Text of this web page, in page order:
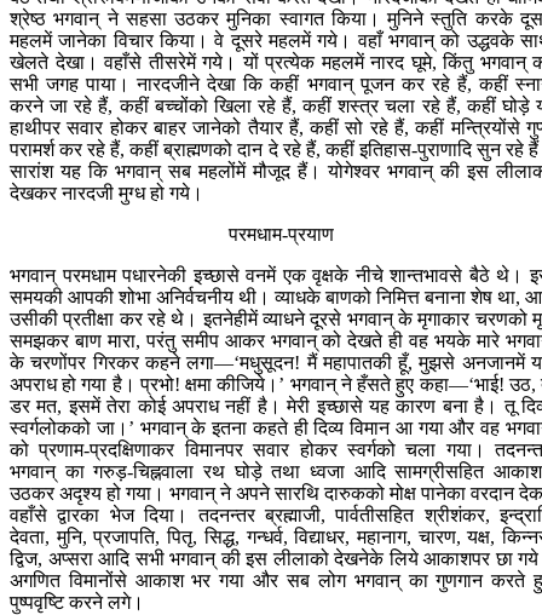
श्रेष्ठ भगवान् ने सहसा उठकर मुनिका स्वागत किया। मुनिने स्तुति करके
महलमें जानेका विचार किया। वे दूसरे महलमें गये। वहाँ भगवान् को उद्धवके
खेलते देखा। वहाँसे तीसरेमें गये। यों प्रत्येक महलमें नारद घूमे, किंतु भगवान्
सभी जगह पाया। नारदजीने देखा कि कहीं भगवान् पूजन कर रहे हैं, कहीं
करने जा रहे हैं, कहीं बच्चोंको खिला रहे हैं, कहीं शस्त्र चला रहे हैं, कहीं घोड़े
हाथीपर सवार होकर बाहर जानेको तैयार हैं, कहीं सो रहे हैं, कहीं मन्त्रियोंसे
परामर्श कर रहे हैं, कहीं ब्राह्मणको दान दे रहे हैं, कहीं इतिहास-पुराणादि सुन रहे
सारांश यह कि भगवान् सब महलोंमें मौजूद हैं। योगेश्वर भगवान् की इस
देखकर नारदजी मुग्ध हो गये।
परमधाम-प्रयाण
भगवान् परमधाम पधारनेकी इच्छासे वनमें एक वृक्षके नीचे शान्तभावसे बैठे थे।
समयकी आपकी शोभा अनिर्वचनीय थी। व्याधके बाणको निमित्त बनाना शेष था,
उसीकी प्रतीक्षा कर रहे थे। इतनेहीमें व्याधने दूरसे भगवान् के मृगाकार चरणको
समझकर बाण मारा, परंतु समीप आकर भगवान् को देखते ही वह भयके मारे
के चरणोंपर गिरकर कहने लगा—‘मधुसूदन! मैं महापातकी हूँ, मुझसे अनजानमें
अपराध हो गया है। प्रभो! क्षमा कीजिये।’ भगवान् ने हँसते हुए कहा—‘भाई! उठ,
डर मत, इसमें तेरा कोई अपराध नहीं है। मेरी इच्छासे यह कारण बना है। तू
स्वर्गलोकको जा।’ भगवान् के इतना कहते ही दिव्य विमान आ गया और वह
को प्रणाम-प्रदक्षिणाकर विमानपर सवार होकर स्वर्गको चला गया।
भगवान् का गरुड़-चिह्नवाला रथ घोड़े तथा ध्वजा आदि सामग्रीसहित
उठकर अदृश्य हो गया। भगवान् ने अपने सारथि दारुकको मोक्ष पानेका वरदान
वहाँसे द्वारका भेज दिया। तदनन्तर ब्रह्माजी, पार्वतीसहित श्रीशंकर,
देवता, मुनि, प्रजापति, पितृ, सिद्ध, गन्धर्व, विद्याधर, महानाग, चारण, यक्ष,
द्विज, अप्सरा आदि सभी भगवान् की इस लीलाको देखनेके लिये आकाशपर छा
अगणित विमानोंसे आकाश भर गया और सब लोग भगवान् का गुणगान करते
पुष्पवृष्टि करने लगे।